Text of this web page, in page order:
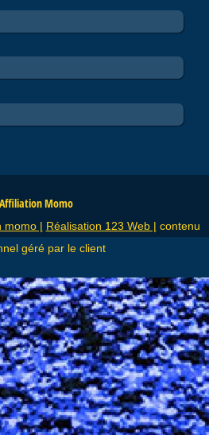
Momo
momo | Réalisation 123 Web | contenu
géré par le client